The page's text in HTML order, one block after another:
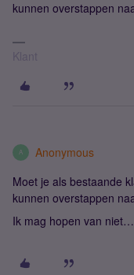
kunnen overstappen
Klant
A Anonymous
Moet je als bestaande
kunnen overstappen
Ik mag hopen van